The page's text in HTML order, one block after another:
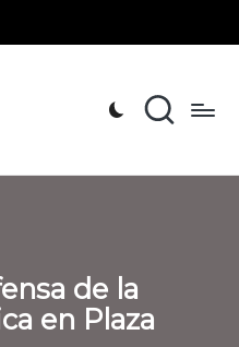
de la
en Plaza